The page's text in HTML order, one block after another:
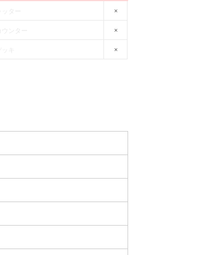
×
×
×